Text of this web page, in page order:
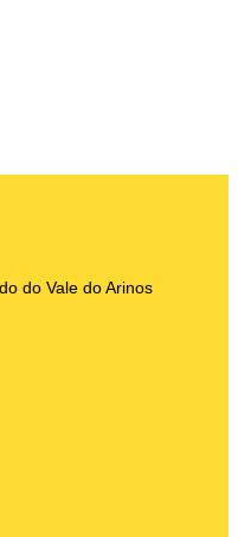
do Vale do Arinos